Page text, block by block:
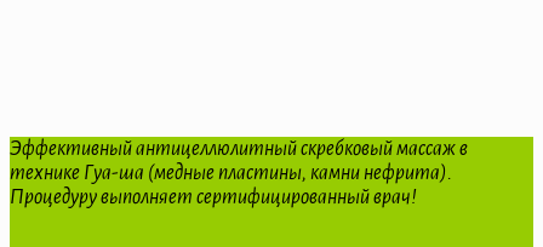
Эффективный антицеллюлитный скребковый массаж в
технике Гуа-ша (медные пластины, камни нефрита).
Процедуру выполняет сертифицированный врач!